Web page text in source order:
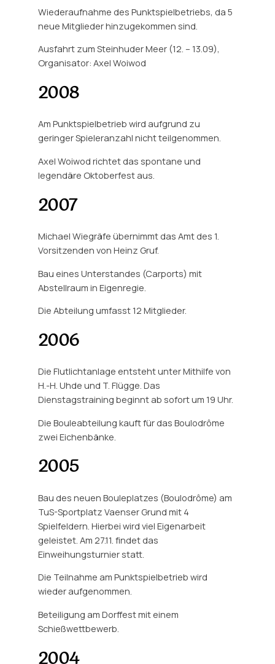
Wiederaufnahme des Punktspielbetriebs, da 5
neue Mitglieder hinzugekommen sind.
Ausfahrt zum Steinhuder Meer (12. – 13.09),
Organisator: Axel Woiwod
2008
Am Punktspielbetrieb wird aufgrund zu
geringer Spieleranzahl nicht teilgenommen.
Axel Woiwod richtet das spontane und
legendäre Oktoberfest aus.
2007
Michael Wiegräfe übernimmt das Amt des 1.
Vorsitzenden von Heinz Gruf.
Bau eines Unterstandes (Carports) mit
Abstellraum in Eigenregie.
Die Abteilung umfasst 12 Mitglieder.
2006
Die Flutlichtanlage entsteht unter Mithilfe von
H.-H. Uhde und T. Flügge. Das
Dienstagstraining beginnt ab sofort um 19 Uhr.
Die Bouleabteilung kauft für das Boulodrôme
zwei Eichenbänke.
2005
Bau des neuen Bouleplatzes (Boulodrôme) am
TuS-Sportplatz Vaenser Grund mit 4
Spielfeldern. Hierbei wird viel Eigenarbeit
geleistet. Am 27.11. findet das
Einweihungsturnier statt.
Die Teilnahme am Punktspielbetrieb wird
wieder aufgenommen.
Beteiligung am Dorffest mit einem
Schießwettbewerb.